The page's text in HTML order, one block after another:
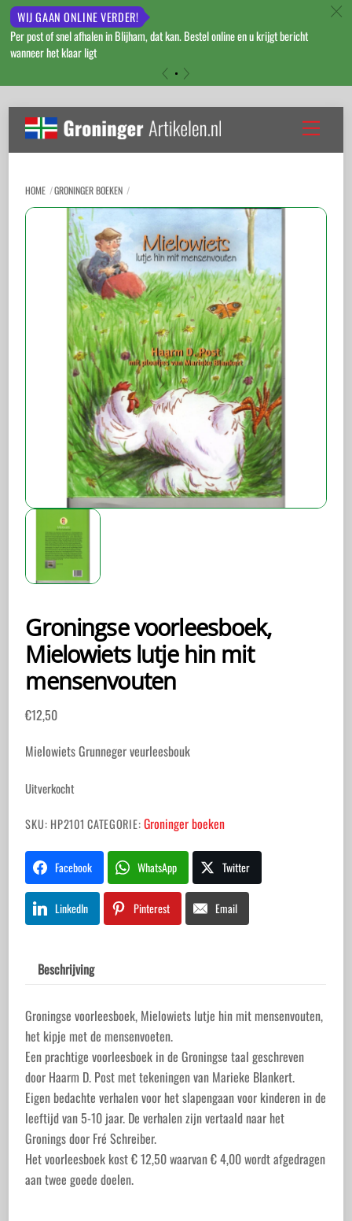
WIJ GAAN ONLINE VERDER!
Per post of snel afhalen in Blijham, dat kan. Bestel online en u krijgt bericht
wanneer het klaar ligt
c
content
Menu
HOME GRONINGER BOEKEN
Groningse voorleesboek,
Mielowiets lutje hin mit
mensenvouten
€12,50
Mielowiets Grunneger veurleesbouk
Uitverkocht
SKU: HP2101 CATEGORIE:Groninger boeken
Facebook WhatsApp Twitter
LinkedIn Pinterest Email
Beschrijving
Groningse voorleesboek, Mielowiets lutje hin mit mensenvouten,
het kipje met de mensenvoeten.
Een prachtige voorleesboek in de Groningse taal geschreven
door Haarm D. Post met tekeningen van Marieke Blankert.
Eigen bedachte verhalen voor het slapengaan voor kinderen in de
leeftijd van 5-10 jaar. De verhalen zijn vertaald naar het
Gronings door Fré Schreiber.
Het voorleesboek kost € 12,50 waarvan € 4,00 wordt afgedragen
aan twee goede doelen.